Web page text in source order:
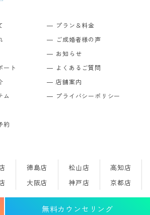
無料カウンセリング
ート
ム
プラン＆料金
ご成婚者様の声
お知らせ
よくあるご質問
店舗案内
プライバシーポリシー
約
徳島店 松山店
高知店
大阪店 神戸店 京都店
婚相談所のアスマリ All Rights Reserved.